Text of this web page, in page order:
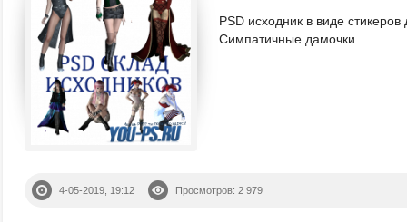
PSD исходник в виде
Симпатичные дамочки...
4-05-2019, 19:12 Просмотров: 2 979